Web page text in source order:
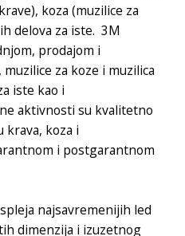
), koza (muzilice za
delova za iste. 3M
prodajom i
, muzilice za koze i muzilica
iste kao i
aktivnosti su kvalitetno
krava, koza i
i postgarantnom
najsavremenijih led
dimenzija i izuzetnog